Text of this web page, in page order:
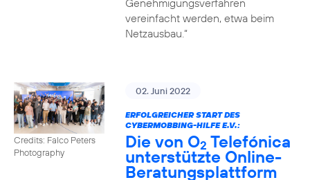
Genehmigungsverfahren
vereinfacht werden, etwa beim
Netzausbau.“
Credits: Falco Peters
Photography
02. Juni 2022
ERFOLGREICHER START DES
CYBERMOBBING-HILFE E.V.:
Die von O2 Telefónica
unterstützte Online-
Beratungsplattform